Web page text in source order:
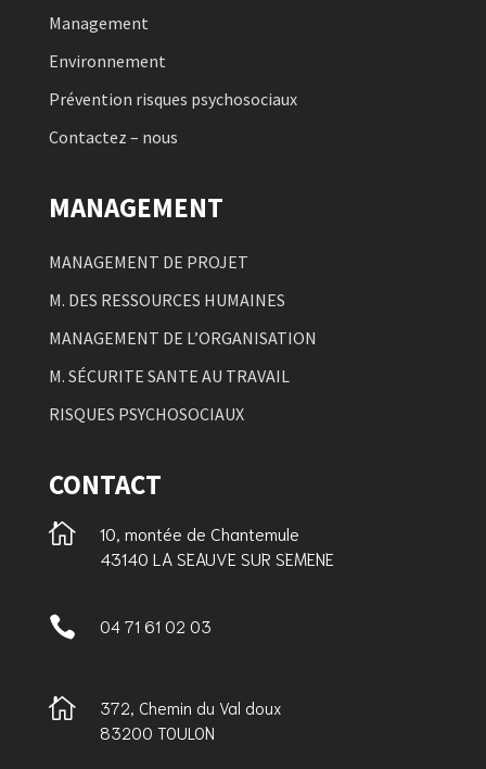
Management
Environnement
Prévention risques psychosociaux
Contactez – nous
MANAGEMENT
MANAGEMENT DE PROJET
M. DES RESSOURCES HUMAINES
MANAGEMENT DE L’ORGANISATION
M. SÉCURITE SANTE AU TRAVAIL
RISQUES PSYCHOSOCIAUX
CONTACT

10, montée de Chantemule
43140 LA SEAUVE SUR SEMENE
 04 71 61 02 03

372, Chemin du Val doux
83200 TOULON